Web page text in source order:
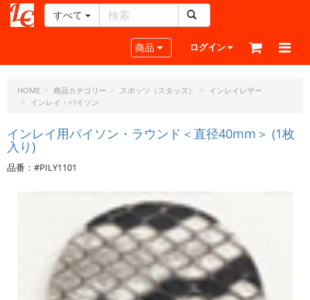
ー
ラ
フ
ド
ッ
ト・
すべて
Toggle navigation
商品 ログイン
HOME 商品カテゴリー スポッツ（スタッズ）
インレイレザー
インレイ・パイソン
インレイ用パイソン・ラウンド＜直径40mm＞ (1枚
入り)
品番：#PILY1101